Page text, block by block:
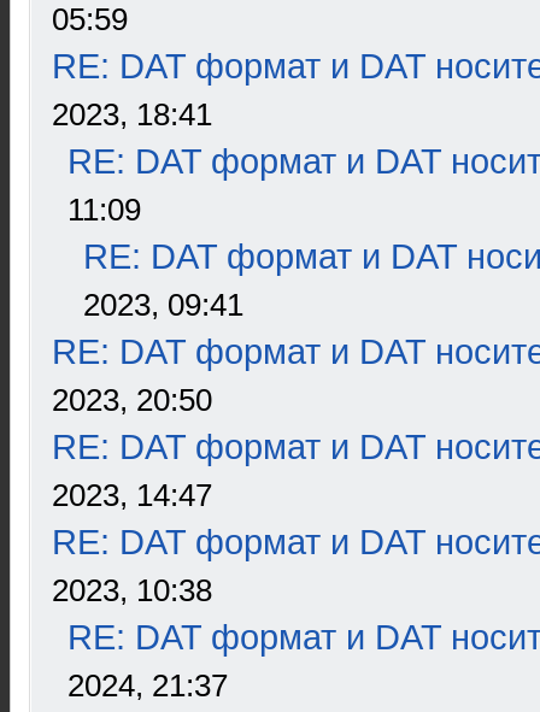
05:59
RE: DAT формат и DAT
2023, 18:41
RE: DAT формат и DAT
11:09
RE: DAT формат и DAT
2023, 09:41
RE: DAT формат и DAT
2023, 20:50
RE: DAT формат и DAT
2023, 14:47
RE: DAT формат и DAT
2023, 10:38
RE: DAT формат и DAT
2024, 21:37